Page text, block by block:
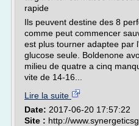
rapide
Ils peuvent destine des 8
comme peut commencer
est plus tourner adaptee par
glucose seule. Boldenone
milieu de quatre a cinq
vite de 14-16...
Lire la suite
Date: 2017-06-20 17:57:22
Site : http://